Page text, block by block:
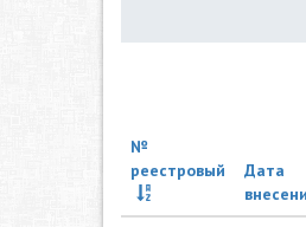
№
реестровый
Дата